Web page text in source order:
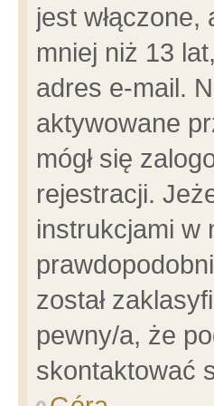
jest
mniej niż 13
adres e-mail.
aktywowane
mógł się
rejestracji.
instrukcjami w
został
pewny/a, że
skontaktować